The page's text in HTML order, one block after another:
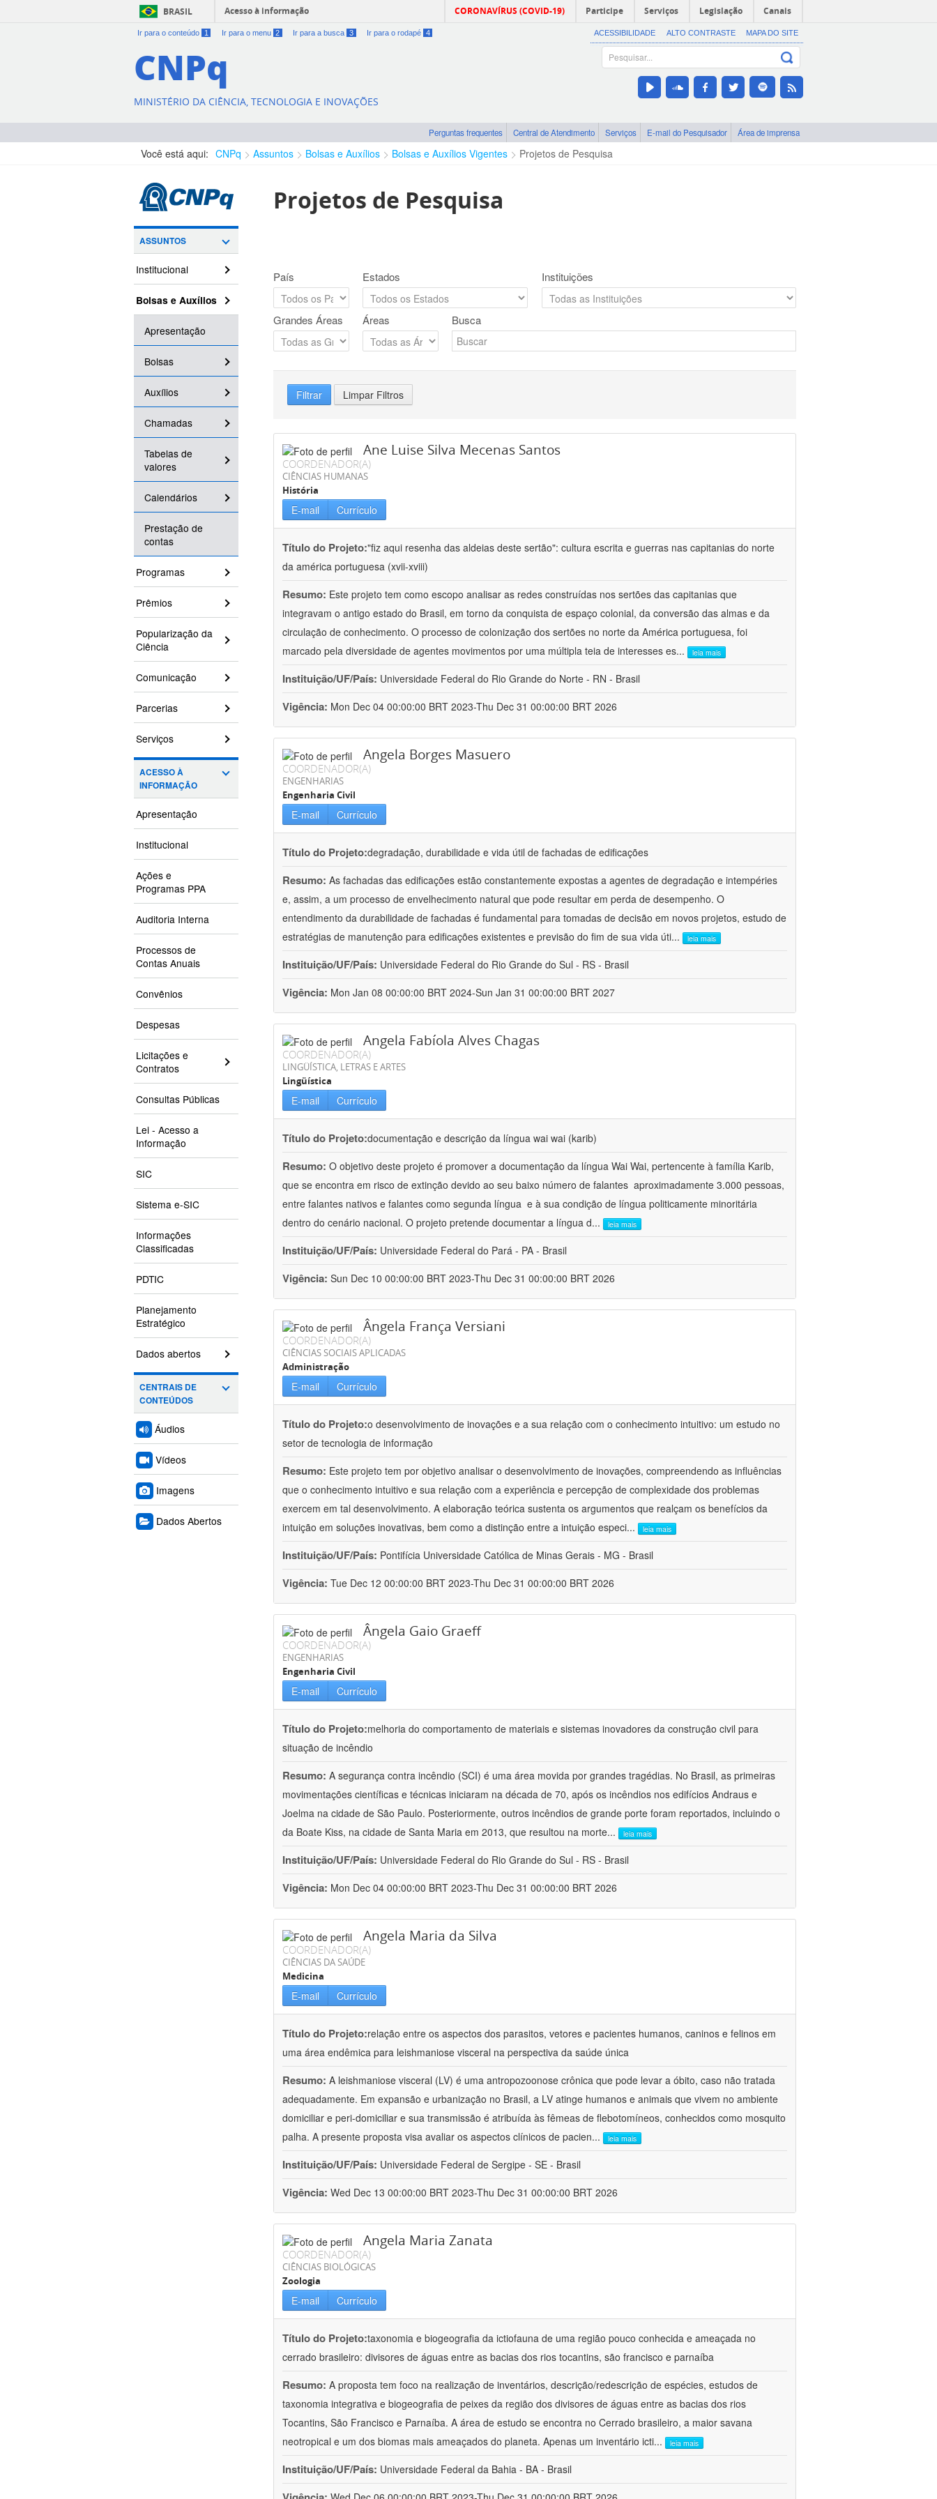
BRASIL Acesso à informação CORONAVÍRUS (COVID-19) Participe Serviços Legislação Canais
Ir para o conteúdo 1 Ir para o menu 2 Ir para a busca 3 Ir para o rodapé 4 ACESSIBILIDADE ALTO CONTRASTE MAPA DO SITE
CNPq
MINISTÉRIO DA CIÊNCIA, TECNOLOGIA E INOVAÇÕES
Perguntas frequentes Central de Atendimento Serviços E-mail do Pesquisador Área de imprensa
Você está aqui: CNPq Assuntos Bolsas e Auxílios Bolsas e Auxílios Vigentes Projetos de Pesquisa
ASSUNTOS
Institucional
Bolsas e Auxílios
Apresentação
Bolsas
Auxílios
Chamadas
Tabelas de
valores
Calendários
Prestação de
contas
Programas
Prêmios
Popularização da
Ciência
Comunicação
Parcerias
Serviços
ACESSO À
INFORMAÇÃO
Apresentação
Institucional
Ações e
Programas PPA
Auditoria Interna
Processos de
Contas Anuais
Convênios
Despesas
Licitações e
Contratos
Consultas Públicas
Lei - Acesso a
Informação
SIC
Sistema e-SIC
Informações
Classificadas
PDTIC
Planejamento
Estratégico
Dados abertos
CENTRAIS DE
CONTEÚDOS
Áudios
Vídeos
Imagens
Dados Abertos
Projetos de Pesquisa
País Estados Instituições
Grandes Áreas Áreas Busca
Filtrar Limpar Filtros
Ane Luise Silva Mecenas Santos
COORDENADOR(A)
CIÊNCIAS HUMANAS
História
E-mail Currículo
Título do Projeto:"fiz aqui resenha das aldeias deste sertão": cultura escrita e guerras nas capitanias do norte
da américa portuguesa (xvii-xviii)
Resumo: Este projeto tem como escopo analisar as redes construídas nos sertões das capitanias que
integravam o antigo estado do Brasil, em torno da conquista de espaço colonial, da conversão das almas e da
circulação de conhecimento. O processo de colonização dos sertões no norte da América portuguesa, foi
marcado pela diversidade de agentes movimentos por uma múltipla teia de interesses es... leia mais
Instituição/UF/País: Universidade Federal do Rio Grande do Norte - RN - Brasil
Vigência: Mon Dec 04 00:00:00 BRT 2023-Thu Dec 31 00:00:00 BRT 2026
Angela Borges Masuero
COORDENADOR(A)
ENGENHARIAS
Engenharia Civil
E-mail Currículo
Título do Projeto:degradação, durabilidade e vida útil de fachadas de edificações
Resumo: As fachadas das edificações estão constantemente expostas a agentes de degradação e intempéries
e, assim, a um processo de envelhecimento natural que pode resultar em perda de desempenho. O
entendimento da durabilidade de fachadas é fundamental para tomadas de decisão em novos projetos, estudo de
estratégias de manutenção para edificações existentes e previsão do fim de sua vida úti... leia mais
Instituição/UF/País: Universidade Federal do Rio Grande do Sul - RS - Brasil
Vigência: Mon Jan 08 00:00:00 BRT 2024-Sun Jan 31 00:00:00 BRT 2027
Angela Fabíola Alves Chagas
COORDENADOR(A)
LINGÜÍSTICA, LETRAS E ARTES
Lingüística
E-mail Currículo
Título do Projeto:documentação e descrição da língua wai wai (karib)
Resumo: O objetivo deste projeto é promover a documentação da língua Wai Wai, pertencente à família Karib,
que se encontra em risco de extinção devido ao seu baixo número de falantes  aproximadamente 3.000 pessoas,
entre falantes nativos e falantes como segunda língua  e à sua condição de língua politicamente minoritária
dentro do cenário nacional. O projeto pretende documentar a língua d... leia mais
Instituição/UF/País: Universidade Federal do Pará - PA - Brasil
Vigência: Sun Dec 10 00:00:00 BRT 2023-Thu Dec 31 00:00:00 BRT 2026
Ângela França Versiani
COORDENADOR(A)
CIÊNCIAS SOCIAIS APLICADAS
Administração
E-mail Currículo
Título do Projeto:o desenvolvimento de inovações e a sua relação com o conhecimento intuitivo: um estudo no
setor de tecnologia de informação
Resumo: Este projeto tem por objetivo analisar o desenvolvimento de inovações, compreendendo as influências
que o conhecimento intuitivo e sua relação com a experiência e percepção de complexidade dos problemas
exercem em tal desenvolvimento. A elaboração teórica sustenta os argumentos que realçam os benefícios da
intuição em soluções inovativas, bem como a distinção entre a intuição especi... leia mais
Instituição/UF/País: Pontifícia Universidade Católica de Minas Gerais - MG - Brasil
Vigência: Tue Dec 12 00:00:00 BRT 2023-Thu Dec 31 00:00:00 BRT 2026
Ângela Gaio Graeff
COORDENADOR(A)
ENGENHARIAS
Engenharia Civil
E-mail Currículo
Título do Projeto:melhoria do comportamento de materiais e sistemas inovadores da construção civil para
situação de incêndio
Resumo: A segurança contra incêndio (SCI) é uma área movida por grandes tragédias. No Brasil, as primeiras
movimentações científicas e técnicas iniciaram na década de 70, após os incêndios nos edifícios Andraus e
Joelma na cidade de São Paulo. Posteriormente, outros incêndios de grande porte foram reportados, incluindo o
da Boate Kiss, na cidade de Santa Maria em 2013, que resultou na morte... leia mais
Instituição/UF/País: Universidade Federal do Rio Grande do Sul - RS - Brasil
Vigência: Mon Dec 04 00:00:00 BRT 2023-Thu Dec 31 00:00:00 BRT 2026
Angela Maria da Silva
COORDENADOR(A)
CIÊNCIAS DA SAÚDE
Medicina
E-mail Currículo
Título do Projeto:relação entre os aspectos dos parasitos, vetores e pacientes humanos, caninos e felinos em
uma área endêmica para leishmaniose visceral na perspectiva da saúde única
Resumo: A leishmaniose visceral (LV) é uma antropozoonose crônica que pode levar a óbito, caso não tratada
adequadamente. Em expansão e urbanização no Brasil, a LV atinge humanos e animais que vivem no ambiente
domiciliar e peri-domiciliar e sua transmissão é atribuída às fêmeas de flebotomíneos, conhecidos como mosquito
palha. A presente proposta visa avaliar os aspectos clínicos de pacien... leia mais
Instituição/UF/País: Universidade Federal de Sergipe - SE - Brasil
Vigência: Wed Dec 13 00:00:00 BRT 2023-Thu Dec 31 00:00:00 BRT 2026
Angela Maria Zanata
COORDENADOR(A)
CIÊNCIAS BIOLÓGICAS
Zoologia
E-mail Currículo
Título do Projeto:taxonomia e biogeografia da ictiofauna de uma região pouco conhecida e ameaçada no
cerrado brasileiro: divisores de águas entre as bacias dos rios tocantins, são francisco e parnaíba
Resumo: A proposta tem foco na realização de inventários, descrição/redescrição de espécies, estudos de
taxonomia integrativa e biogeografia de peixes da região dos divisores de águas entre as bacias dos rios
Tocantins, São Francisco e Parnaíba. A área de estudo se encontra no Cerrado brasileiro, a maior savana
neotropical e um dos biomas mais ameaçados do planeta. Apenas um inventário icti... leia mais
Instituição/UF/País: Universidade Federal da Bahia - BA - Brasil